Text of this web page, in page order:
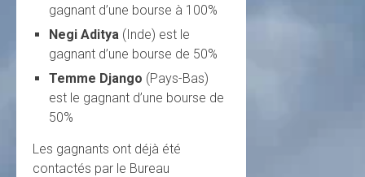
gagnant d’une bourse à 100%
Negi Aditya (Inde) est le
gagnant d’une bourse de 50%
Temme Django (Pays-Bas)
est le gagnant d’une bourse de
50%
Les gagnants ont déjà été
contactés par le Bureau